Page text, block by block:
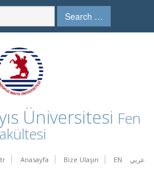
Search …
Üniversitesi Fen
Anasayfa Bize Ulaşın EN عربي